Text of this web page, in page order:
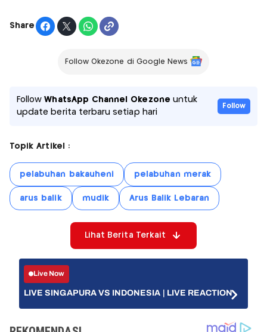
Share
Follow Okezone di Google News
FollowWhatsApp Channel Okezone untuk
update berita terbaru setiap hari
Follow
Topik Artikel :
pelabuhan bakauheni pelabuhan merak
arus balik mudik Arus Balik Lebaran
Lihat Berita Terkait
Live Now
LIVE SINGAPURA VS INDONESIA | LIVE REACTION